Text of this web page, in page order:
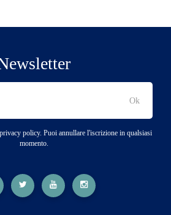
policy. Puoi annullare l'iscrizione in qualsiasi
momento.